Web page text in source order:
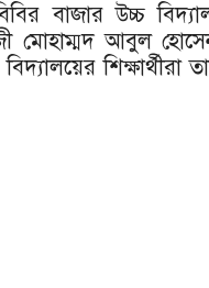
বাজার উচ্চ
মোহাম্মদ আবুল